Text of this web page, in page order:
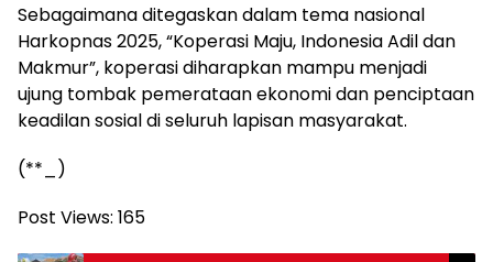
Sebagaimana ditegaskan dalam tema nasional
Harkopnas 2025, “Koperasi Maju, Indonesia Adil dan
Makmur”, koperasi diharapkan mampu menjadi
ujung tombak pemerataan ekonomi dan penciptaan
keadilan sosial di seluruh lapisan masyarakat.
(**_)
Post Views: 165